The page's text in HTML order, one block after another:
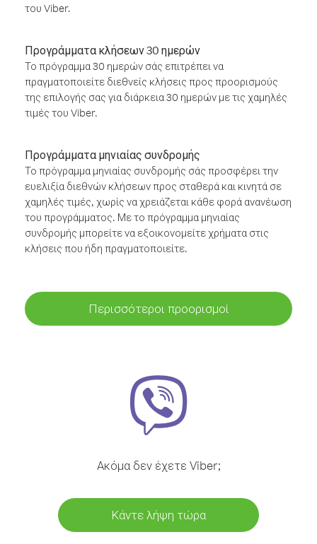
του Viber.
Προγράμματα κλήσεων 30 ημερών
Το πρόγραμμα 30 ημερών σάς επιτρέπει να
πραγματοποιείτε διεθνείς κλήσεις προς προορισμούς
της επιλογής σας για διάρκεια 30 ημερών με τις χαμηλές
τιμές του Viber.
Προγράμματα μηνιαίας συνδρομής
Το πρόγραμμα μηνιαίας συνδρομής σάς προσφέρει την
ευελιξία διεθνών κλήσεων προς σταθερά και κινητά σε
χαμηλές τιμές, χωρίς να χρειάζεται κάθε φορά ανανέωση
του προγράμματος. Με το πρόγραμμα μηνιαίας
συνδρομής μπορείτε να εξοικονομείτε χρήματα στις
κλήσεις που ήδη πραγματοποιείτε.
Περισσότεροι προορισμοί
Ακόμα δεν έχετε Viber;
Κάντε λήψη τώρα